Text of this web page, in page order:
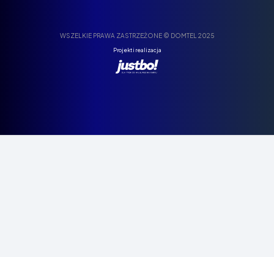
WSZELKIE PRAWA ZASTRZEŻONE © DOMTEL 2025
Projekt i realizacja